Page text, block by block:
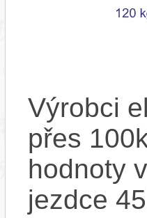
Výrobci
přes
hodnoty
jezdce